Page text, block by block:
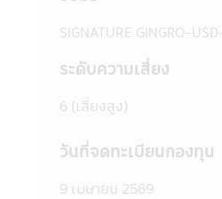
5. ในบางกองทุนที่มีการลง
ประเทศใดประเทศหนึ่ง ผู้ล
6. ในกรณีที่มีเหตุการณ์ไม่
เวลาที่กำหนด หรืออาจไม่ส
ลงทุนได้ตามที่มีคำสั่งไว้ หรื
ค่าขายคืนหน่วยลงทุนล่าช้าก
SIGNATURE GINGRO-
ระดับความเสี่ยง
6 (เสี่ยงสูง)
วันที่จดทะเบียนกองทุน
9 เมษายน 2569